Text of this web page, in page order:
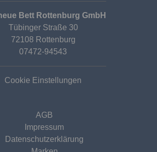
Bett Rottenburg GmbH
Tübinger Straße 30
72108 Rottenburg
07472-94543
Cookie Einstellungen
AGB
Impressum
Datenschutzerklärung